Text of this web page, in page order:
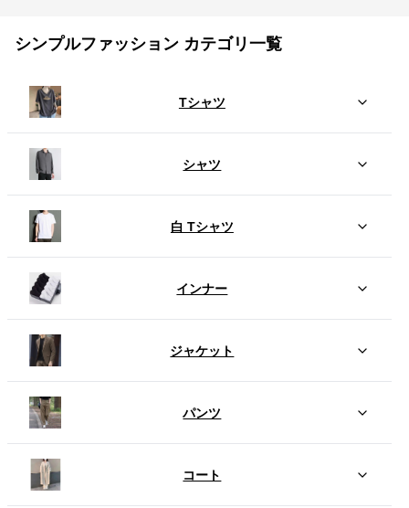
シンプルファッション カテゴリ一覧
Tシャツ
シャツ
白 Tシャツ
インナー
ジャケット
パンツ
コート